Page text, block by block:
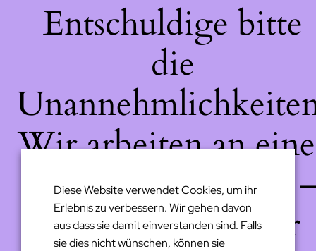
Entschuldige bitte
die
Wir arbeiten an
großartigen Sache
schau bald wieder
Diese Website verwendet Cookies, um ihr
Erlebnis zu verbessern. Wir gehen davon
aus dass sie damit einverstanden sind. Falls
sie dies nicht wünschen, können sie